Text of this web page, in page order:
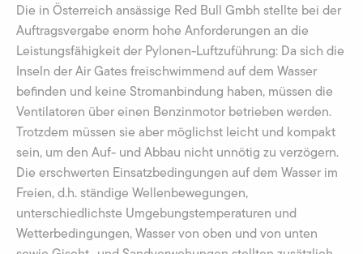
Die in Österreich ansässige Red Bull Gmbh stellte bei der
Auftragsvergabe enorm hohe Anforderungen an die
Leistungsfähigkeit der Pylonen-Luftzuführung: Da sich die
Inseln der Air Gates freischwimmend auf dem Wasser
befinden und keine Stromanbindung haben, müssen die
Ventilatoren über einen Benzinmotor betrieben werden.
Trotzdem müssen sie aber möglichst leicht und kompakt
sein, um den Auf- und Abbau nicht unnötig zu verzögern.
Die erschwerten Einsatzbedingungen auf dem Wasser im
Freien, d.h. ständige Wellenbewegungen,
unterschiedlichste Umgebungstemperaturen und
Wetterbedingungen, Wasser von oben und von unten